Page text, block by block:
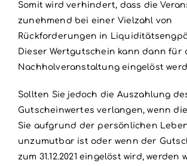
Somit wird verhindert, dass die
zunehmend bei einer Vielzahl von
Rückforderungen in
Dieser Wertgutschein kann dann für
Nachholveranstaltung eingelöst
Sollten Sie jedoch die Auszahlung
Gutscheinwertes verlangen, wenn
Sie aufgrund der persönlichen
unzumutbar ist oder wenn der
zum 31.12.2021 eingelöst wird, werden